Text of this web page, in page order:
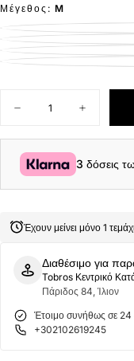
Μέγεθος: M
Μείωση
για
Ανδρικό
T-
Back
2155011-
Αύξηση
ποσότητας
για
Ανδρικό
2155011-
3 δόσεις
Έχουν μείνει μόνο 1
Διαθέσιμο για
Tobros Κεντρικό
Πάριδος 84, Ίλιον
Έτοιμο συνήθως σε 24
+302102619245